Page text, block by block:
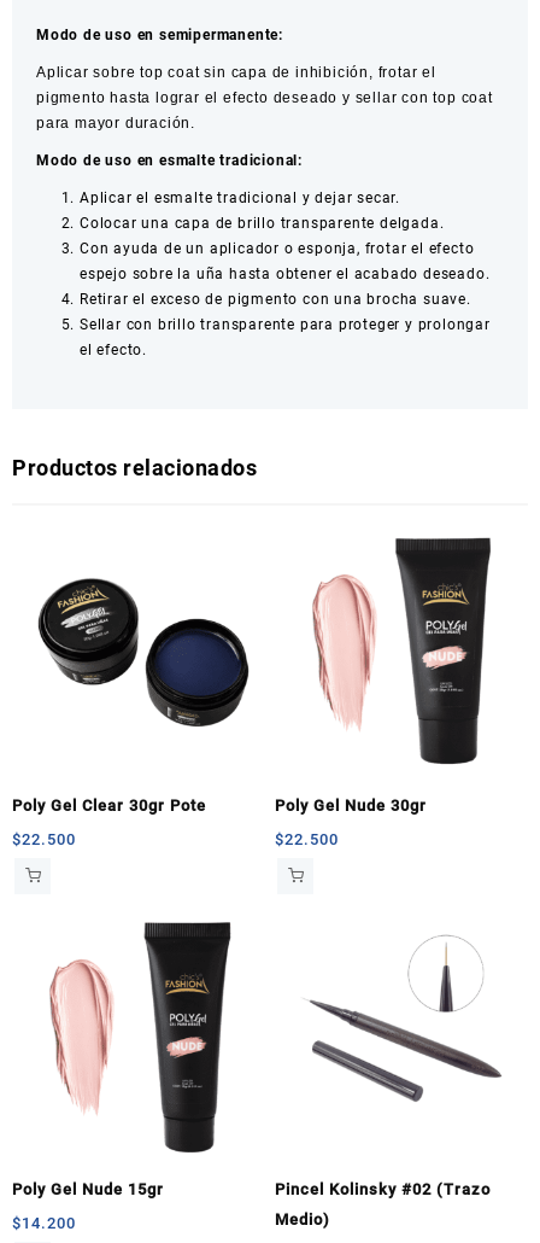
Modo de uso en semipermanente:
Aplicar sobre top coat sin capa de inhibición, frotar el
pigmento hasta lograr el efecto deseado y sellar con top coat
para mayor duración.
Modo de uso en esmalte tradicional:
Aplicar el esmalte tradicional y dejar secar.
Colocar una capa de brillo transparente delgada.
Con ayuda de un aplicador o esponja, frotar el efecto
espejo sobre la uña hasta obtener el acabado deseado.
Retirar el exceso de pigmento con una brocha suave.
Sellar con brillo transparente para proteger y prolongar
el efecto.
Productos relacionados
Poly Gel Clear 30gr Pote
$22.500
Poly Gel Nude 30gr
$22.500
Poly Gel Nude 15gr
$14.200
Pincel Kolinsky #02 (Trazo
Medio)